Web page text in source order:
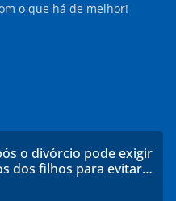
o que há de melhor!
o divórcio pode exigir
dos filhos para evitar